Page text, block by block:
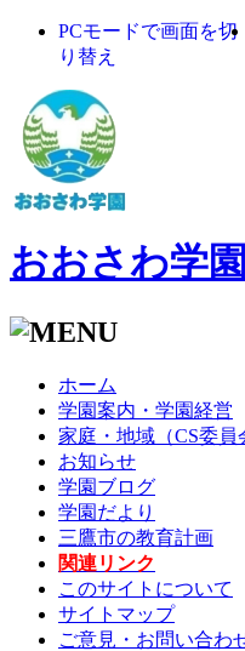
PCモードで画面を切
り替え
おおさわ学園
ホーム
学園案内・学園経営
家庭・地域（CS委員
お知らせ
学園ブログ
学園だより
三鷹市の教育計画
関連リンク
このサイトについて
サイトマップ
ご意見・お問い合わ